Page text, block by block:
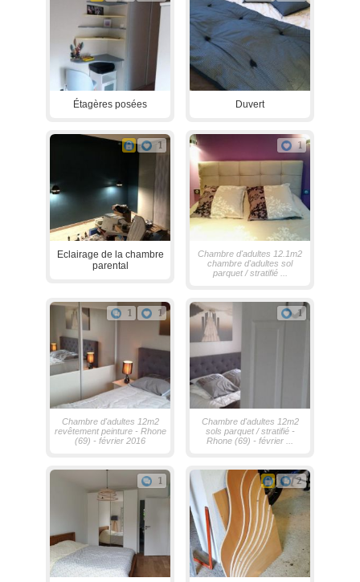
Étagères posées Duvert
1
Eclairage de la chambre
parental
1
Chambre d'adultes 12.1m2
chambre d'adultes sol
parquet / stratifié ...
1 1
Chambre d'adultes 12m2
revêtement peinture - Rhone
(69) - février 2016
1
Chambre d'adultes 12m2
sols parquet / stratifié -
Rhone (69) - février ...
1 2